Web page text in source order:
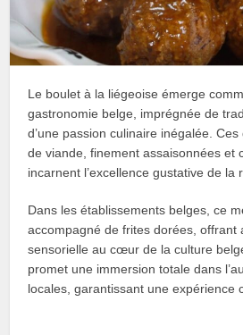
Le boulet à la liégeoise émerge
gastronomie belge, imprégnée de
d’une passion culinaire inégalée.
de viande, finement assaisonnées et
incarnent l’excellence gustative de la
Dans les établissements belges, ce
accompagné de frites dorées, offrant
sensorielle au cœur de la culture
promet une immersion totale dans
locales, garantissant une expérience